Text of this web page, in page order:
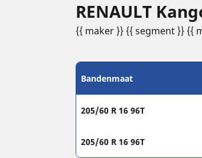
RENAULT
{{ maker }} {{ segment }} {{
Bandenmaat
205/60 R 16 96T
205/60 R 16 96T